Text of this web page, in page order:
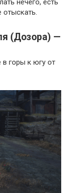
(Дозора) —
в горы к югу от